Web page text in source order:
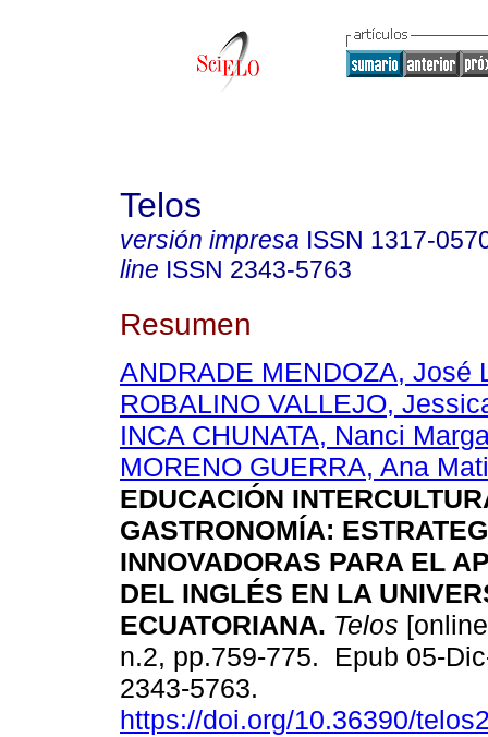
Telos
versión impresa ISSN 1317-
line ISSN 2343-5763
Resumen
ANDRADE MENDOZA, José
ROBALINO VALLEJO,
INCA CHUNATA, Nanci
MORENO GUERRA, Ana
EDUCACIÓN
GASTRONOMÍA:
INNOVADORAS PARA EL
DEL INGLÉS EN LA
ECUATORIANA. Telos
n.2, pp.759-775. Epub 05-
2343-5763.
https://doi.org/10.36390/